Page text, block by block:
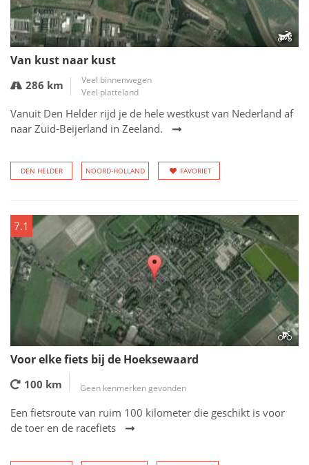
Van kust naar kust
286 km
Veel binnenwegen
Veel platteland
Vanuit Den Helder rijd je de hele westkust van Nederland af
naar Zuid-Beijerland in Zeeland.
DEN HELDER NOORD-HOLLAND FAVORIET
7.1
Voor elke fiets bij de Hoeksewaard
100 km Geen kenmerken gevonden
Een fietsroute van ruim 100 kilometer die geschikt is voor
de toer en de racefiets